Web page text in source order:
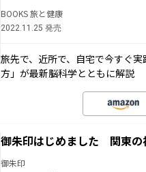
BOOKS 旅と健康
2022.11.25 発売
旅先で、近所で、自宅で今すぐ
方」が最新脳科学とともに解説
御朱印はじめました 関東
御朱印